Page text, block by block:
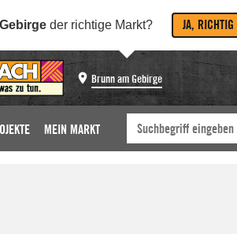
der richtige Markt? JA, RICHTIG
Brunn am Gebirge
MEIN MARKT